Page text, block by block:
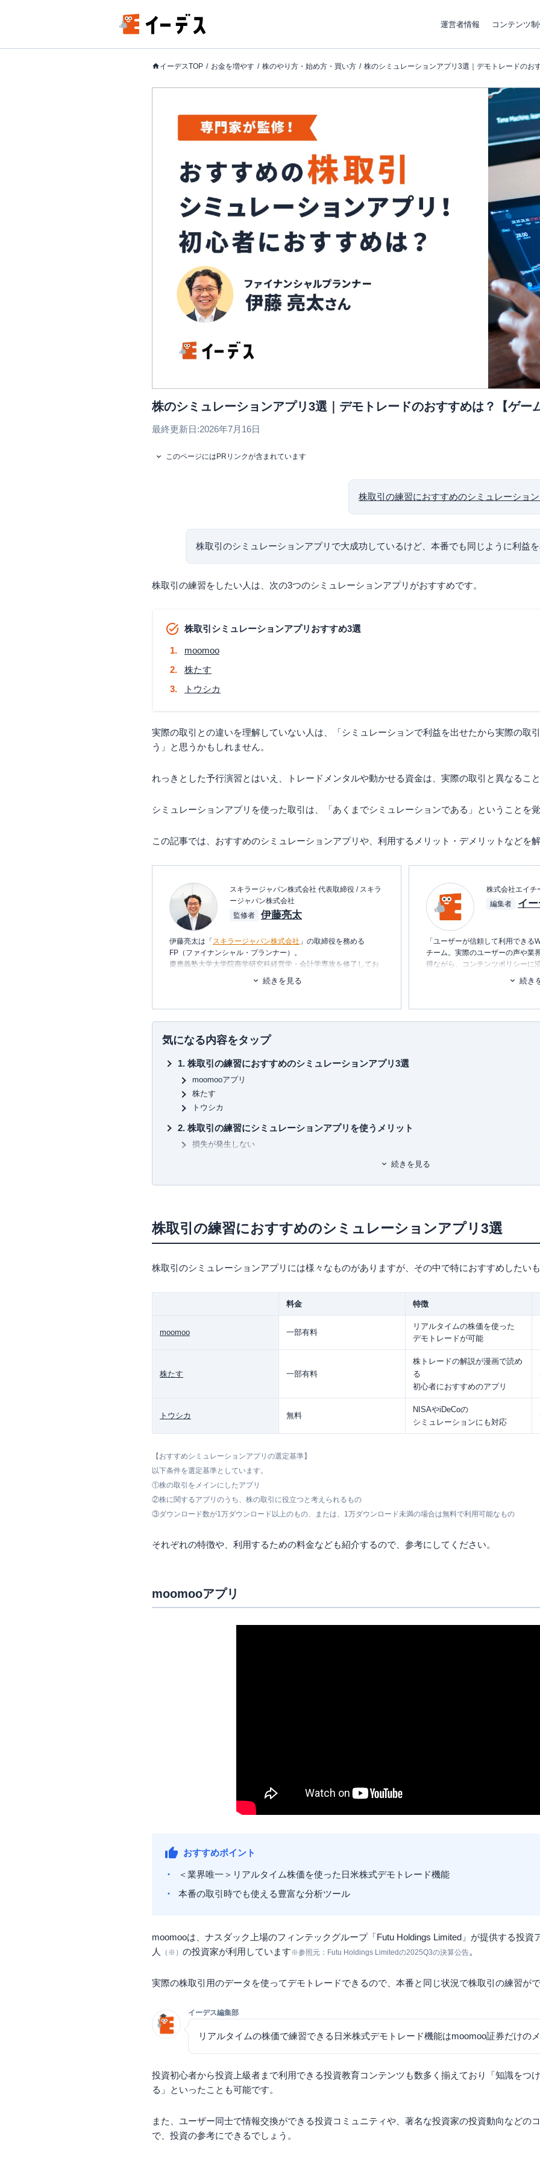
運営者情報 コンテンツ
イーデスTOP お金を増やす 株のやり方・始め方・買い方 株のシミュレーションアプリ3選｜デモトレードのお
株のシミュレーションアプリ3選｜デモトレードのおすすめは？【ゲー
最終更新日:2026年7月16日
このページにはPRリンクが含まれています
株取引の練習におすすめのシミュレーショ
株取引のシミュレーションアプリで大成功しているけど、本番でも同じように利益
株取引の練習をしたい人は、次の3つのシミュレーションアプリがおすすめです。
株取引シミュレーションアプリおすすめ3選
moomoo
株たす
トウシカ
実際の取引との違いを理解していない人は、「シミュレーションで利益を出せたから実際の取
う」と思うかもしれません。
れっきとした予行演習とはいえ、トレードメンタルや動かせる資金は、実際の取引と異なること
シミュレーションアプリを使った取引は、「あくまでシミュレーションである」ということを覚
この記事では、おすすめのシミュレーションアプリや、利用するメリット・デメリットなどを解
スキラージャパン株式会社 代表取締役 / スキラ
ージャパン株式会社
監修者
伊藤亮太
伊藤亮太は「 スキラージャパン株式会社 」の取締役を務める
FP（ファイナンシャル・プランナー）。
慶應義塾大学大学院商学研究科経営学・会計学専攻を修了してお
その後、証券会社にて営業・経営企画・社長秘書・投資銀行業務
現在は富裕層個人の資産設計を中心としたマネー・ライフプラン
の提案・策定・サポート等を行う傍ら、資産運用に関連するセミ
ナー講師や講演 を多数行う。
7日でマスターNISA&iDeCoがおもしろいくらいわかる本
図解即戦力 金融のしくみがこれ1冊でしっかりわかる教科書
ゼロからはじめる！ お金のしくみ見るだけノート
など
続きを見る
株式会社エイチ
編集者
イ
「ユーザーが信頼して利用でき
チーム。実際のユーザーの声や業
得ながら、コンテンツポリシーに
ます。暮らしに関するトピックを
消し、最適な選択を支援するため
■書籍
初心者でもわかる！お金に関する
続き
気になる内容をタップ
株取引の練習におすすめのシミュレーションアプリ3選
moomooアプリ
株たす
トウシカ
株取引の練習にシミュレーションアプリを使うメリット
損失が発生しない
自分のお金ではないことから、緊張感がなく、トレードメンタルの育成ができない
シミュレーションの資産が実際に運用する資産よりも大きいことが多く、実際のトレードに活かせ
相性の良い銘柄を見つける
利益確定と損切りを徹底する
続きを見る
株取引の練習におすすめのシミュレーションアプリ3選
株取引のシミュレーションアプリには様々なものがありますが、その中で特におすすめしたいも
料金 特徴
moomoo 一部有料
リアルタイムの株価を使った
デモトレードが可能
株たす 一部有料
株トレードの解説が漫画で読め
る
初心者におすすめのアプリ
トウシカ 無料
NISAやiDeCoの
シミュレーションにも対応
【おすすめシミュレーションアプリの選定基準】
以下条件を選定基準としています。
①株の取引をメインにしたアプリ
②株に関するアプリのうち、株の取引に役立つと考えられるもの
③ダウンロード数が1万ダウンロード以上のもの、または、1万ダウンロード未満の場合は無料で利用可能なもの
それぞれの特徴や、利用するための料金なども紹介するので、参考にしてください。
moomooアプリ
おすすめポイント
＜業界唯一＞リアルタイム株価を使った日米株式デモトレード機能
本番の取引時でも使える豊富な分析ツール
moomooは、ナスダック上場のフィンテックグループ「Futu Holdings Limited」が提供する投資
人
（※） の投資家が利用しています※参照元：Futu Holdings Limitedの2025Q3の決算公告。
実際の株取引用のデータを使ってデモトレードできるので、本番と同じ状況で株取引の練習がで
イーデス編集部
リアルタイムの株価で練習できる日米株式デモトレード機能はmoomoo証券だけの
投資初心者から投資上級者まで利用できる投資教育コンテンツも数多く揃えており「知識をつ
る」といったことも可能です。
また、ユーザー同士で情報交換ができる投資コミュニティや、著名な投資家の投資動向などの
で、投資の参考にできるでしょう。